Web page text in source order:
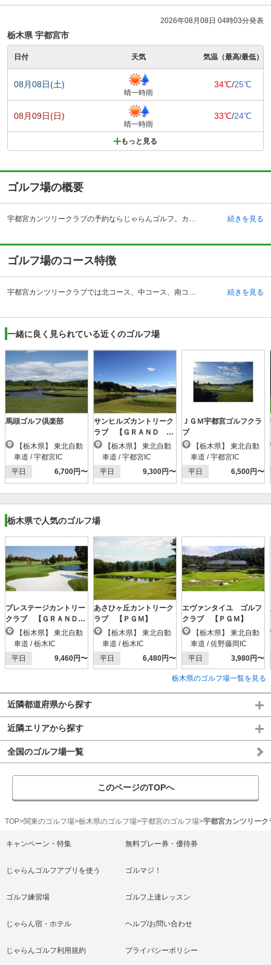
2026年08月08日 04時03分発表
栃木県 宇都宮市
日付 天気 気温（最高/最低）
08月08日(土)
晴一時雨
34℃/25℃
08月09日(日)
晴一時雨
33℃/24℃
もっと見る
ゴルフ場の概要
宇都宮カンツリークラブの予約ならじゃらんゴルフ。カートの有無や利用税、キャンセル料、ナイター設備、駐車場などのコース情報はもちろん、口コミ、フォトギャラリーなどコースの難易度や攻略に役立つ情報充実、予約する度にポイントが貯まるのでお得にゴルフをお楽しみ頂けます。 昭和36年開場した宇都宮カンツリークラブは独特の伝統と時の歴史に磨かれた27ホールから構成されているゴルフ場です。歴史のあるゴルフ場でありながらも同時に利用しやすさも追求されています。東北自動車の宇都宮インターチェンジから約5分で到着という自動車でのアクセスのしやすい施設です。東北新幹線を利用してのアクセスも良く、宇都宮駅で下車して専用のクラブバスを利用することができます。クラブハウスはホワイトを基調にしたフロントと広々したラウンジ、プロショップも充実しています。お風呂は男性用と女性用で作りが異なり、女性用にはパウダールームの設備が付帯しています。レストランでは料理長おすすめのメニューがいくつか紹介されており、食事の楽しみを加えています。 続きを見る
ゴルフ場のコース特徴
宇都宮カンツリークラブでは北コース、中コース、南コースの3種類のコースがあり、それぞれが9ホールで構成され、合計27ホールとなっています。どのコースも長い期間の歴史と風格を感じさせるもので、楽しさとテクニカルさの両面を兼ね備えています。例えば2番ホールでは大きく右にドッグレッグしたコースで、正確なショットが求められます。グリーンに乗ってからもベントグリーンが縦長で大きくアンジュレーションもあるので注意が必要です。これに対して続く3番ホールは比較的やさしく、短いショートホールになっています。やや打ち上げの距離感を間違えしっかりとスコアをかせぎたいホールです。4番ホールではフェアウェイ中央の木立がくせものになっているコースとなっています。 続きを見る
一緒に良く見られている近くのゴルフ場
馬頭ゴルフ倶楽部
車道 / 宇都宮IC
平日
6,700円〜
サンヒルズカントリーク
ラブ 【ＧＲＡＮＤ Ｐ
ＧＭ】
車道 / 宇都宮IC
平日
9,300円〜
ＪＧＭ宇都宮ゴルフクラ
ブ
車道 / 宇都宮IC
平日
6,500円〜
栃木県で人気のゴルフ場
プレステージカントリー
クラブ 【ＧＲＡＮＤ
ＰＧＭ】
車道 / 栃木IC
平日
9,460円〜
あさひヶ丘カントリーク
ラブ 【ＰＧＭ】
車道 / 栃木IC
平日
6,480円〜
エヴァンタイユ ゴルフ
クラブ 【ＰＧＭ】
車道 / 佐野藤岡IC
平日
3,980円〜
栃木県のゴルフ場一覧を見る
近隣都道府県から探す
近隣エリアから探す
全国のゴルフ場一覧
このページのTOPへ
TOP 関東のゴルフ場 栃木県のゴルフ場 宇都宮のゴルフ場 宇都宮カンツリーク
キャンペーン・特集 無料プレー券・優待券
じゃらんゴルフアプリを使う ゴルマジ！
ゴルフ練習場 ゴルフ上達レッスン
じゃらん宿・ホテル ヘルプ/お問い合わせ
じゃらんゴルフ利用規約 プライバシーポリシー